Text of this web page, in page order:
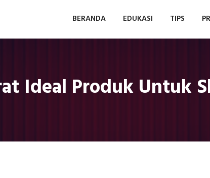
BERANDA EDUKASI TIPS
Ideal Produk Untuk